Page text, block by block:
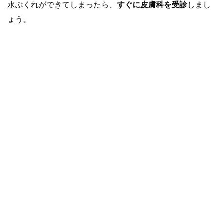
水ぶくれができてしまったら、 すぐに皮膚科を受診しまし
ょう。